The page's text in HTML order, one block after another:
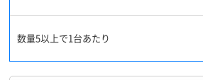
数量5以上で1台あたり